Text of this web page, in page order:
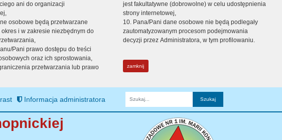
ani do organizacji
osobowe będą przetwarzane
okres i w zakresie niezbędnym do
Pani prawo dostępu do treści
oraz ich sprostowania,
przetwarzania lub prawo
jest fakultatywne (dobrowolne) w celu udostępnienia
strony internetowej,
10. Pana/Pani dane osobowe nie będą podlegały
zautomatyzowanym procesom podejmowania
decyzji przez Administratora, w tym profilowaniu.
zamknij
Informacja administratora
Fraza